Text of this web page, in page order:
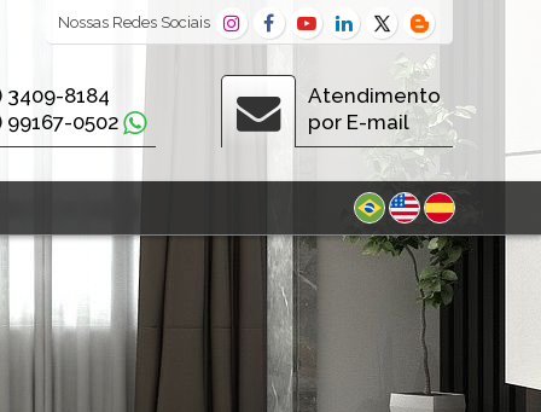
3409-8184
99167-0502
Atendimento
por E-mail
Nossas Redes Sociais